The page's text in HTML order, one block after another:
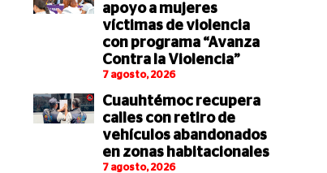
apoyo a mujeres
víctimas de violencia
con programa “Avanza
Contra la Violencia”
7 agosto, 2026
Cuauhtémoc recupera
calles con retiro de
vehículos abandonados
en zonas habitacionales
7 agosto, 2026